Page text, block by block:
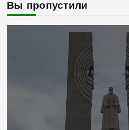
Вы пропустили
Современное строительство